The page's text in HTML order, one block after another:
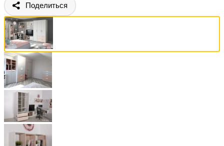
Поделиться